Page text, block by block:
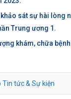
sát sự hài lòng
Trung ương 1.
khám, chữa
Tin tức & Sự kiện